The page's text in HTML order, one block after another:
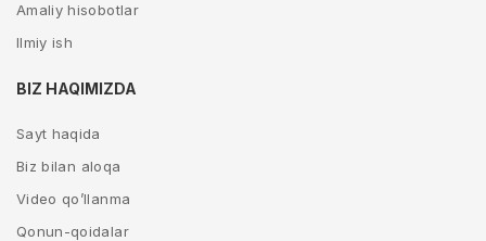
Amaliy hisobotlar
Ilmiy ish
BIZ HAQIMIZDA
Sayt haqida
Biz bilan aloqa
Video qo’llanma
Qonun-qoidalar